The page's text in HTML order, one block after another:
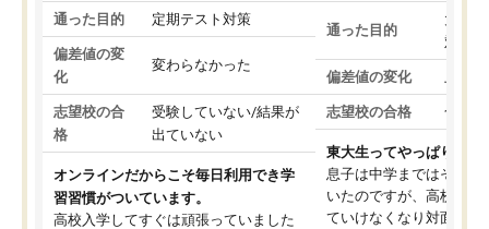
通った目的 定期テスト対策
偏差値の変
化
変わらなかった
志望校の合
格
受験していない/結果が
出ていない
オンラインだからこそ毎日利用でき学
習習慣がついています。
高校入学してすぐは頑張っていました
通った目的
大学
対策
偏差値の変化
志望校の合格 合格
東大生ってやっぱりすご
息子は中学まではそこそ
いたのですが、高校に入
ていけなくなり対面の塾